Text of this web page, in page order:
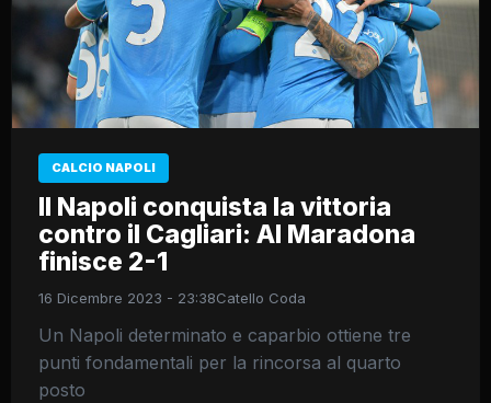
CALCIO NAPOLI
Il Napoli conquista la vittoria
contro il Cagliari: Al Maradona
finisce 2-1
16 Dicembre 2023 - 23:38Catello Coda
Un Napoli determinato e caparbio ottiene tre
punti fondamentali per la rincorsa al quarto
posto